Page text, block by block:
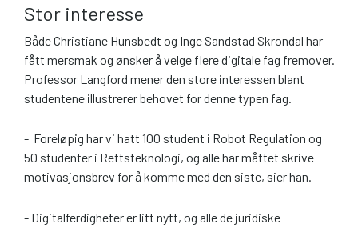
Stor interesse
Både Christiane Hunsbedt og Inge Sandstad Skrondal har
fått mersmak og ønsker å velge flere digitale fag fremover.
Professor Langford mener den store interessen blant
studentene illustrerer behovet for denne typen fag.
- Foreløpig har vi hatt 100 student i Robot Regulation og
50 studenter i Rettsteknologi, og alle har måttet skrive
motivasjonsbrev for å komme med den siste, sier han.
- Digitalferdigheter er litt nytt, og alle de juridiske